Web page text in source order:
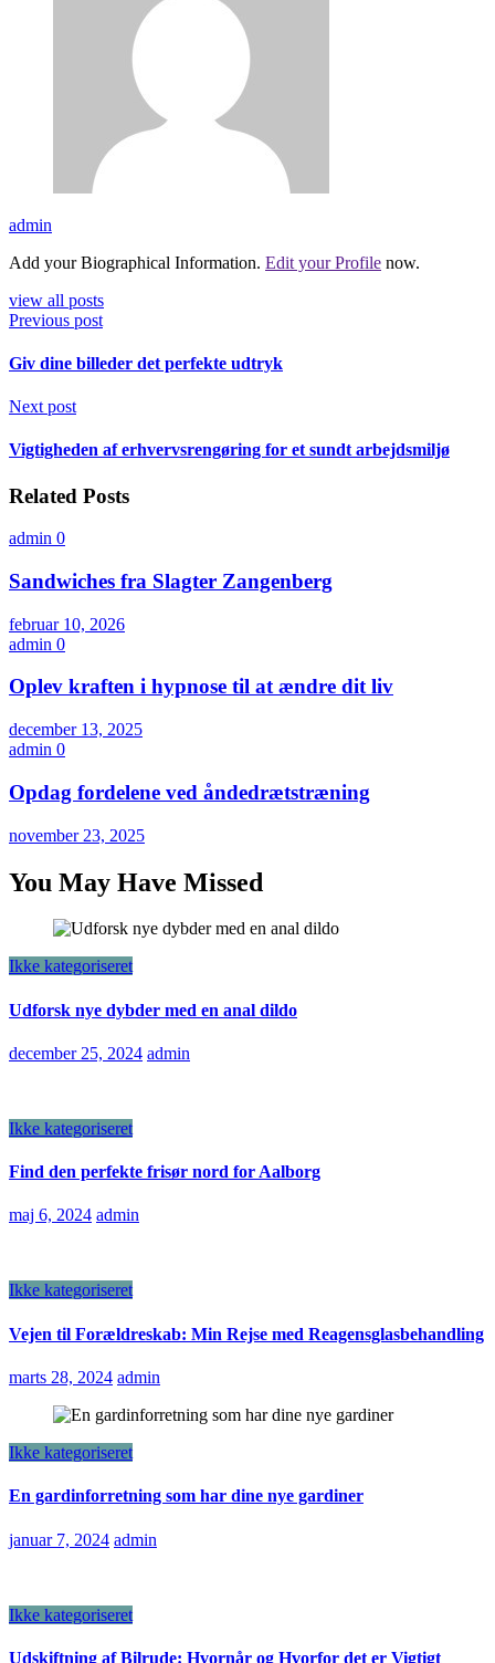
admin
Add your Biographical Information. Edit your Profile now.
view all posts
Previous post
Giv dine billeder det perfekte udtryk
Next post
Vigtigheden af erhvervsrengøring for et sundt arbejdsmiljø
Related Posts
admin 0
Sandwiches fra Slagter Zangenberg
februar 10, 2026
admin 0
Oplev kraften i hypnose til at ændre dit liv
december 13, 2025
admin 0
Opdag fordelene ved åndedrætstræning
november 23, 2025
You May Have Missed
Ikke kategoriseret
Udforsk nye dybder med en anal dildo
december 25, 2024 admin
Ikke kategoriseret
Find den perfekte frisør nord for Aalborg
maj 6, 2024 admin
Ikke kategoriseret
Vejen til Forældreskab: Min Rejse med Reagensglasbehandling
marts 28, 2024 admin
Ikke kategoriseret
En gardinforretning som har dine nye gardiner
januar 7, 2024 admin
Ikke kategoriseret
Udskiftning af Bilrude: Hvornår og Hvorfor det er Vigtigt